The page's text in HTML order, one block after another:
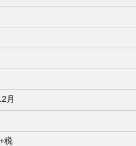
月
税